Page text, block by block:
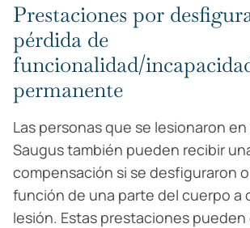
Prestaciones por
pérdida de
funcionalidad/
permanente
Las personas que se lesionaron
Saugus también pueden recibir
compensación si se desfiguraron
función de una parte del cuerpo a
lesión. Estas prestaciones pueden